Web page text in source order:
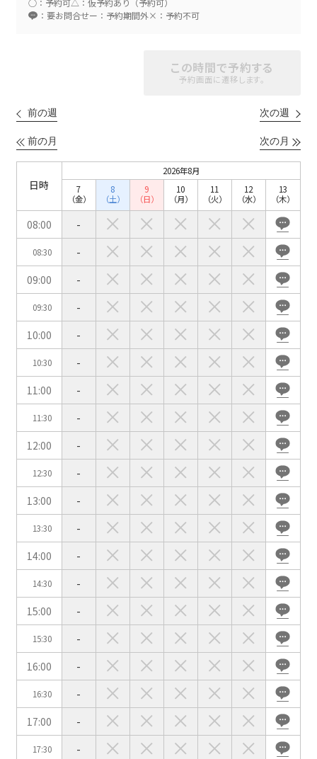
○：予約可△：仮予約あり（予約可）
：要お問合せー：予約期間外×：予約不可
この時間で予約する
予約画面に遷移します。
前の週 次の週
前の月 次の月
日時
2026年8月
7
（金）
8
（土）
9
（日）
10
（月）
11
（火）
12
（水）
13
（木）
08:00 -
08:30
-
09:00
-
09:30
-
10:00
-
10:30
-
11:00
-
11:30
-
12:00
-
12:30
-
13:00
-
13:30
-
14:00
-
14:30
-
15:00
-
15:30
-
16:00
-
16:30
-
17:00
-
17:30
-
03-3346-1396
受付時間 9:00～18:00（土日祝日・年末年始を除く）
WEBからのお問合せ
お問合せフォーム
3名掛け
形式
口の字型 島型 T字島型
面積
会場の種類
イベントホール 会議室
こだわり条件 ※複数選択可能
特長で選ぶ
駅直結
天井高3.5ｍ以上
窓があり開放感のある
会場
喫煙所あり
大型スクリーンあり
控室あり
4t車以上荷捌きあり
裏導線あり
時間貸し駐車場あり
専有回線(NURO)あり
用途で選ぶ
パーティ・懇親会
株主総会・IR
e-sports大会
プレス発表
試験
展示会・販売会